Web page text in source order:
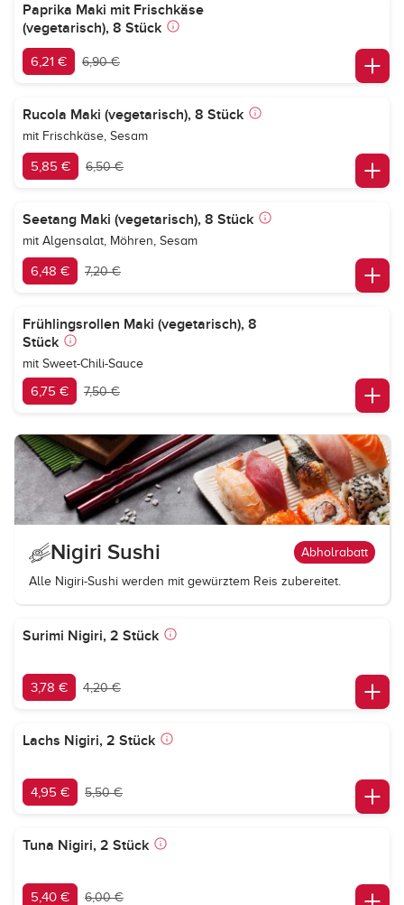
Paprika Maki mit Frischkäse
(vegetarisch), 8 Stück
6,21 € 6,90 €
Rucola Maki (vegetarisch), 8 Stück
mit Frischkäse, Sesam
5,85 € 6,50 €
Seetang Maki (vegetarisch), 8 Stück
mit Algensalat, Möhren, Sesam
6,48 € 7,20 €
Frühlingsrollen Maki (vegetarisch), 8
Stück
mit Sweet-Chili-Sauce
6,75 € 7,50 €
Nigiri Sushi Abholrabatt
Alle Nigiri-Sushi werden mit gewürztem Reis zubereitet.
Surimi Nigiri, 2 Stück
3,78 € 4,20 €
Lachs Nigiri, 2 Stück
4,95 € 5,50 €
Tuna Nigiri, 2 Stück
5,40 € 6,00 €